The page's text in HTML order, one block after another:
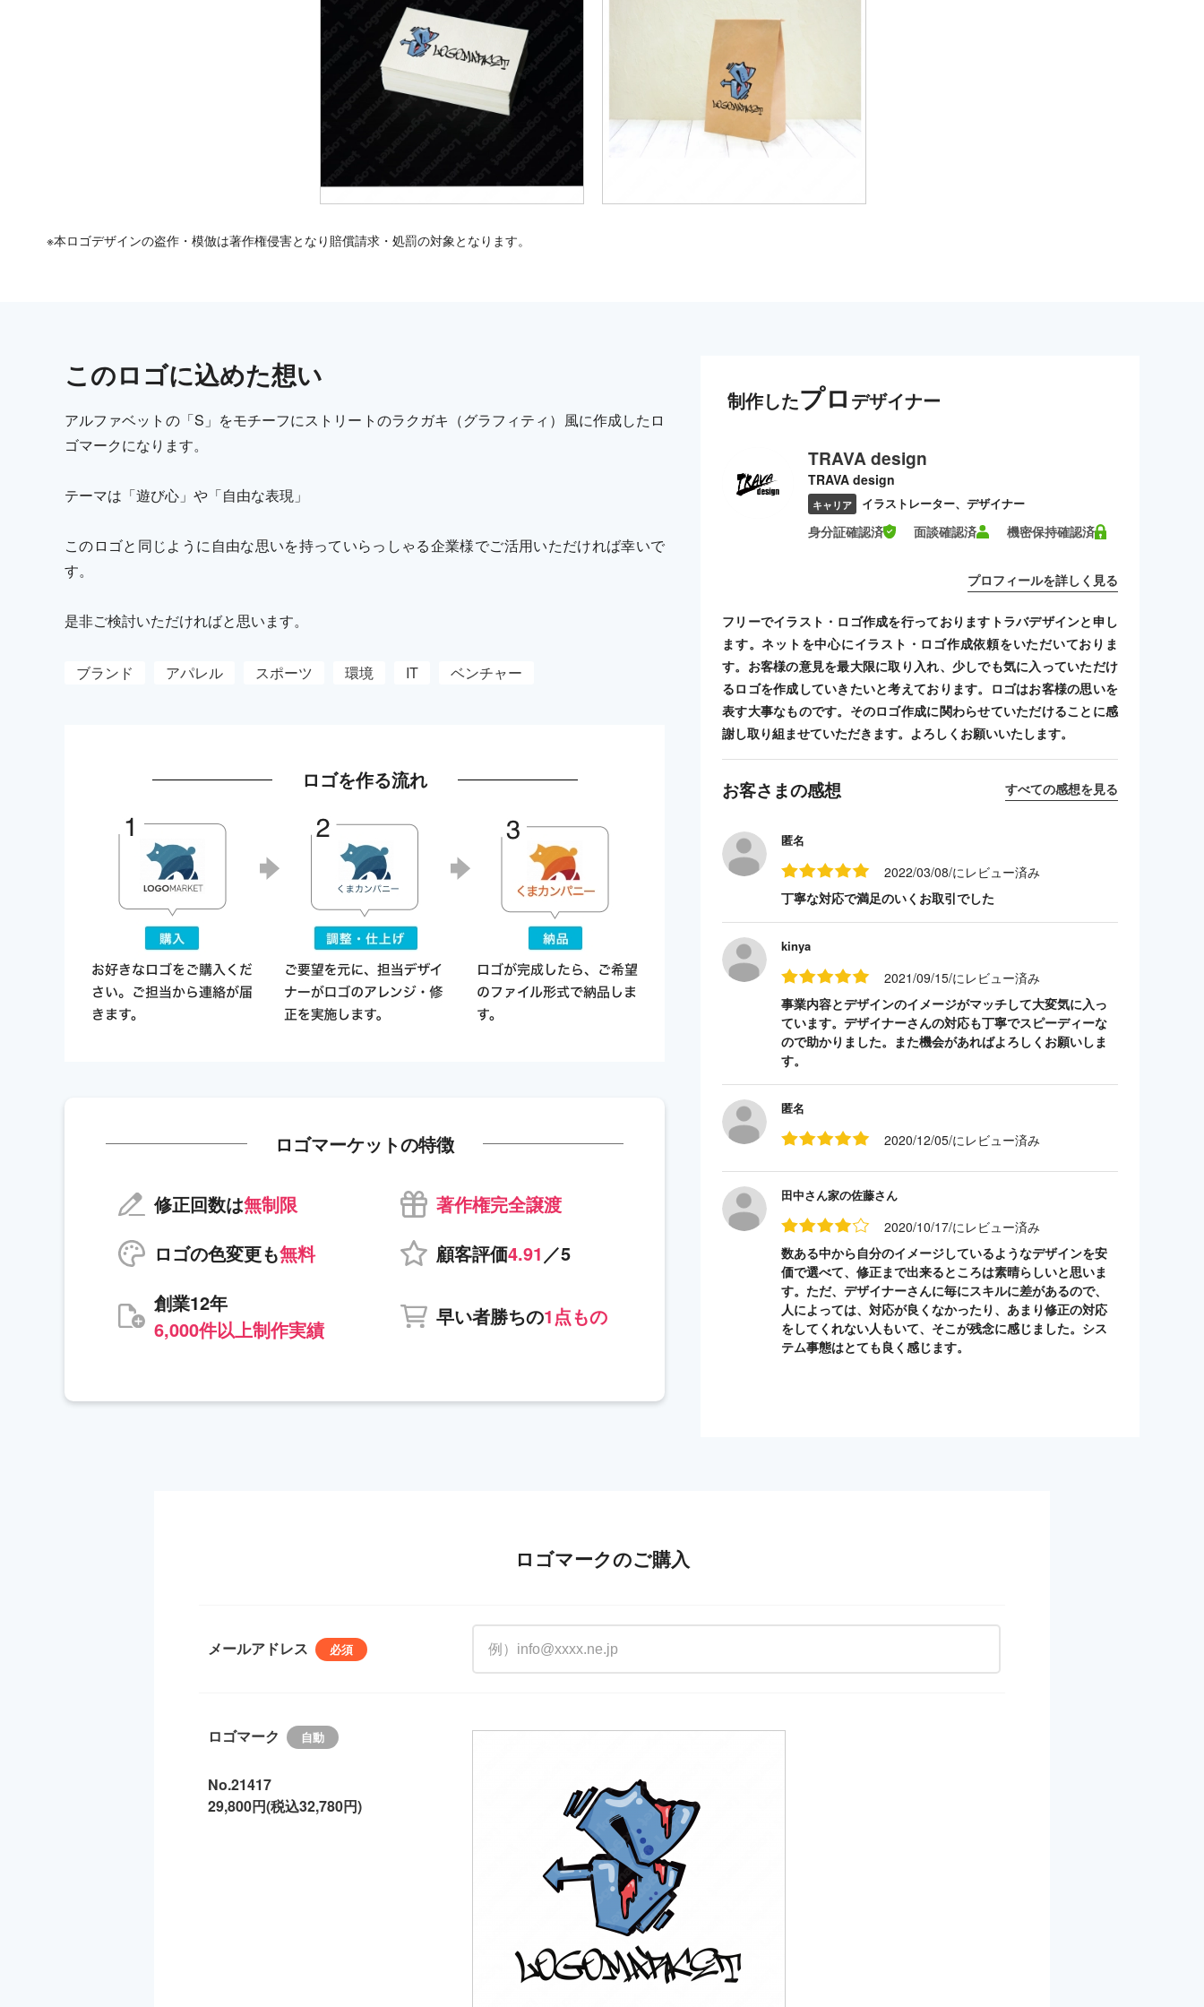
※本ロゴデザインの盗作・模倣は著作権侵害となり賠償請求・処罰の対象となります。
このロゴに込めた想い
アルファベットの「S」をモチーフにストリートのラクガキ（グラフィティ）風に作成したロ
ゴマークになります。
テーマは「遊び心」や「自由な表現」
このロゴと同じように自由な思いを持っていらっしゃる企業様でご活用いただければ幸いで
す。
是非ご検討いただければと思います。
ブランド アパレル スポーツ 環境 IT ベンチャー
ロゴを作る流れ
ロゴマーケットの特徴
修正回数は無制限
著作権完全譲渡
ロゴの色変更も無料 顧客評価4.91 ／5
創業12年
6,000件以上制作実績
早い者勝ちの1点もの
制作したプロ デザイナー
TRAVA design
TRAVA design
キャリア イラストレーター、デザイナー
身分証確認済 面談確認済 機密保持確認済
プロフィールを詳しく見る
フリーでイラスト・ロゴ作成を行っておりますトラバデザインと申し
ます。ネットを中心にイラスト・ロゴ作成依頼をいただいておりま
す。お客様の意見を最大限に取り入れ、少しでも気に入っていただけ
るロゴを作成していきたいと考えております。ロゴはお客様の思いを
表す大事なものです。そのロゴ作成に関わらせていただけることに感
謝し取り組ませていただきます。よろしくお願いいたします。
お客さまの感想 すべての感想を見る
匿名
2022/03/08/にレビュー済み
丁寧な対応で満足のいくお取引でした
kinya
2021/09/15/にレビュー済み
事業内容とデザインのイメージがマッチして大変気に入っ
ています。デザイナーさんの対応も丁寧でスピーディーな
ので助かりました。また機会があればよろしくお願いしま
す。
匿名
2020/12/05/にレビュー済み
田中さん家の佐藤さん
2020/10/17/にレビュー済み
数ある中から自分のイメージしているようなデザインを安
価で選べて、修正まで出来るところは素晴らしいと思いま
す。ただ、デザイナーさんに毎にスキルに差があるので、
人によっては、対応が良くなかったり、あまり修正の対応
をしてくれない人もいて、そこが残念に感じました。シス
テム事態はとても良く感じます。
ロゴマークのご購入
メールアドレス
ロゴマーク
No.21417
29,800円(税込32,780円)